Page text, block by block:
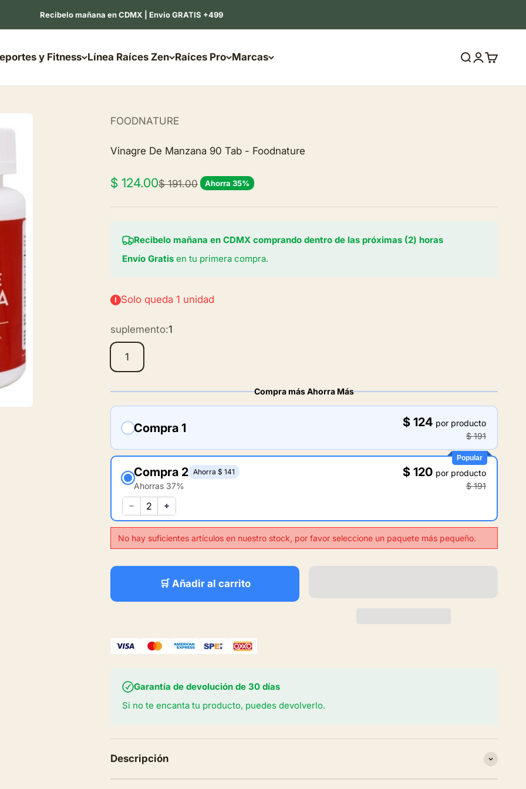
Recibelo mañana en CDMX | Envío GRATIS +499
y Fitness Línea Raíces Zen Raíces Pro Marcas Buscar
Iniciar
Carrito
FOODNATURE
Vinagre De Manzana 90 Tab - Foodnature
Precio de oferta
$ 124.00Precio normal
$ 191.00 Ahorra 35%
Recibelo mañana en CDMX comprando dentro de las próximas (2) horas
Envío Gratis en tu primera compra.
Solo queda 1 unidad
suplemento:1
1
Compra más Ahorra Más
Compra 1 $ 124 por producto
$ 191
Popular
Compra 2 Ahorra $ 141
Ahorras 37%
$ 120 por producto
$ 191
No hay suficientes artículos en nuestro stock, por favor seleccione un paquete más pequeño.
🛒 Añadir al carrito
Garantía de devolución de 30 días
Si no te encanta tu producto, puedes devolverlo.
Descripción